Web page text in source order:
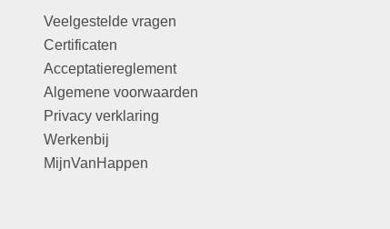
Veelgestelde vragen
Certificaten
Acceptatiereglement
Algemene voorwaarden
Privacy verklaring
Werkenbij
MijnVanHappen